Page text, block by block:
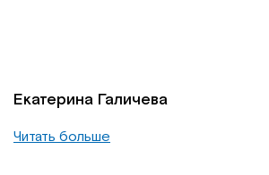
Екатерина Галичева
Читать больше